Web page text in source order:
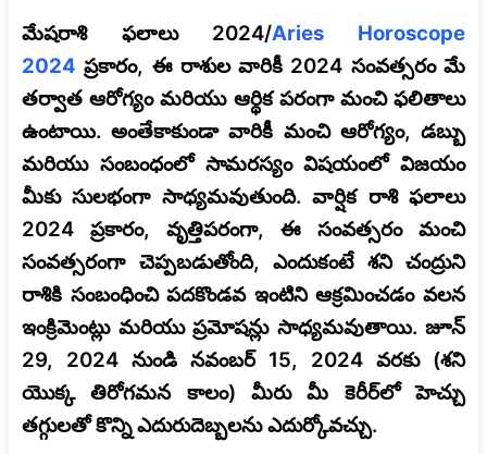
మేషరాశి ఫలాలు 2024/Aries Horoscope
2024 ప్రకారం, ఈ రాశుల వారికీ 2024 సంవత్సరం మే
తర్వాత ఆరోగ్యం మరియు ఆర్థిక పరంగా మంచి ఫలితాలు
ఉంటాయి. అంతేకాకుండా వారికీ మంచి ఆరోగ్యం, డబ్బు
మరియు సంబంధంలో సామరస్యం విషయంలో విజయం
మీకు సులభంగా సాధ్యమవుతుంది. వార్షిక రాశి ఫలాలు
2024 ప్రకారం, వృత్తిపరంగా, ఈ సంవత్సరం మంచి
సంవత్సరంగా చెప్పబడుతోంది, ఎందుకంటే శని చంద్రుని
రాశికి సంబంధించి పదకొండవ ఇంటిని ఆక్రమించడం వలన
ఇంక్రిమెంట్లు మరియు ప్రమోషన్లు సాధ్యమవుతాయి. జూన్
29, 2024 నుండి నవంబర్ 15, 2024 వరకు (శని
యొక్క తిరోగమన కాలం) మీరు మీ కెరీర్‌లో హెచ్చు
తగ్గులతో కొన్ని ఎదురుదెబ్బలను ఎదుర్కోవచ్చు.